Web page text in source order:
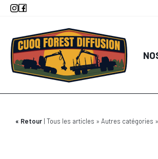
Aller
principal
Retour Tous les articles Autres catégories